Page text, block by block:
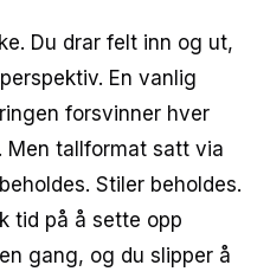
Du drar felt inn og ut,
En vanlig
forsvinner hver
Men tallformat satt via
Stiler beholdes.
tid på å sette opp
gang, og du slipper å